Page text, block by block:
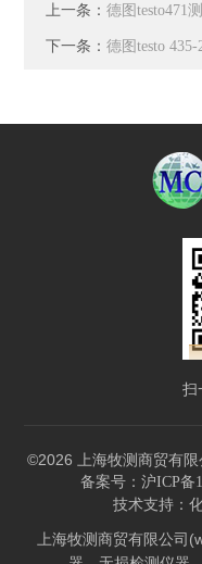
上一条：德图testo471
下一条：德图testo
扫
©2026 上海牧测商贸有限
备案号：沪ICP备
技术支持：
上海牧测商贸有限公司